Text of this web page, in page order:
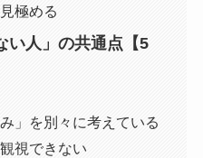
極める
い人」の共通点【5
」を別々に考えている
視できない